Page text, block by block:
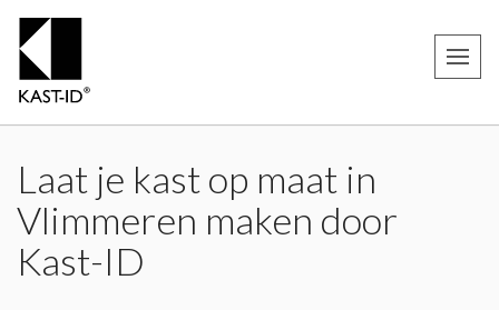
Laat je kast op maat in
Vlimmeren maken door
Kast-ID